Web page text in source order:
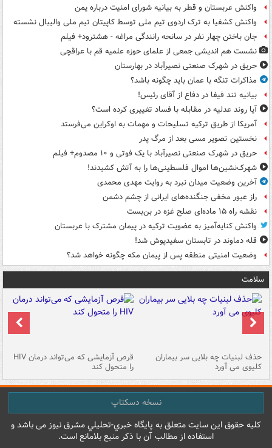
واکنش عربستان و قطر به بیانیه شورای امنیت درباره یمن
واکنش کشفیا به ترک اردوی تیم ملی توسط کاپیتان تیم ملی والیبال نشسته
جان باختن چهار نفر در سانحه رانندگی مراغه - هشترود+ فیلم
نشست هم اندیشی جمعی از علمای حوزه علمیه قم با عراقچی
حریق در شهرک صنعتی نصیرآباد در بهارستان
مذاکرات تنگه با عمان باید چگونه باشد؟
بیانیه تند فیفا در دفاع از آقای رئیس!
آیا روند عدلیه در مقابله با فساد تغییری کرده است؟
آمریکا از طریق ترکیه تسلیحات و مهمات به اوکراین می‌فرستد
نخستین تصویر مسی بعد از مرگ پدر
حریق در شهرک صنعتی نصیرآباد با یک فوتی و ۱۰ مصدوم+ فیلم
شهرک‌نشین‌ها اموال فلسطینی‌ها را به آتش کشیدند!
آخرین وضعیت میدان نبرد به روایت مهدی محمدی
راز عبور مخفی جنگنده‌های ایرانی از چشم دشمن
نقشه راه ۱۵ ماده‌ای صلح غزه در بن‌بست
واکنش کنایه‌آمیز به عضویت ترکیه در پیمان مشترک با عربستان
قله دماوند در تابستان سفیدپوش شد!
وضعیت امنیتی منطقه پس از پیمان مکه چگونه خواهد شد؟
سلامت
حذف لبنیات چه بلایی سر بیماران
کلیوی می آورد
قرص آزمایشی که می‌تواند درمان HIV
را متحول کند
نسخه دسکتاپ
کليه حقوق اين سايت متعلق به پایگاه خبري-تحليلي مشرق نيوز می باشد و
استفاده از مطالب آن با ذکر منبع بلامانع است.